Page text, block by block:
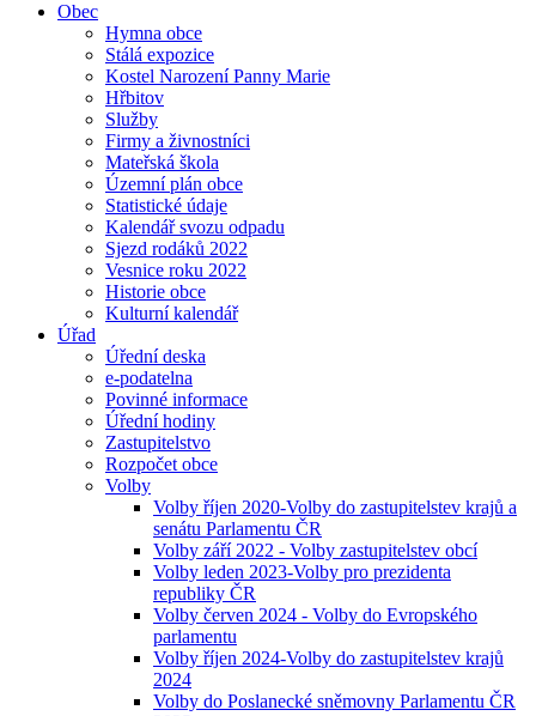
Obec
Hymna obce
Stálá expozice
Kostel Narození Panny Marie
Hřbitov
Služby
Firmy a živnostníci
Mateřská škola
Územní plán obce
Statistické údaje
Kalendář svozu odpadu
Sjezd rodáků 2022
Vesnice roku 2022
Historie obce
Kulturní kalendář
Úřad
Úřední deska
e-podatelna
Povinné informace
Úřední hodiny
Zastupitelstvo
Rozpočet obce
Volby
Volby říjen 2020-Volby do zastupitelstev krajů a
senátu Parlamentu ČR
Volby září 2022 - Volby zastupitelstev obcí
Volby leden 2023-Volby pro prezidenta
republiky ČR
Volby červen 2024 - Volby do Evropského
parlamentu
Volby říjen 2024-Volby do zastupitelstev krajů
2024
Volby do Poslanecké sněmovny Parlamentu ČR